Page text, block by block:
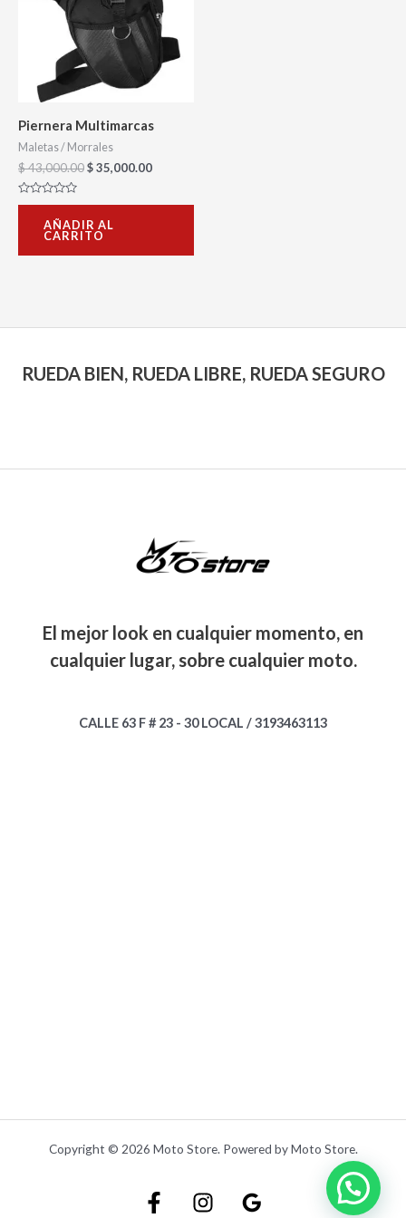
Piernera Multimarcas
Maletas / Morrales
$43,000.00$35,000.00
Valorado
AÑADIR AL
CARRITO
RUEDA BIEN, RUEDA LIBRE, RUEDA SEGURO
El mejor look en cualquier momento, en
cualquier lugar, sobre cualquier moto.
CALLE 63 F # 23 - 30 LOCAL / 3193463113
Copyright © 2026 Moto Store. Powered by Moto Store.